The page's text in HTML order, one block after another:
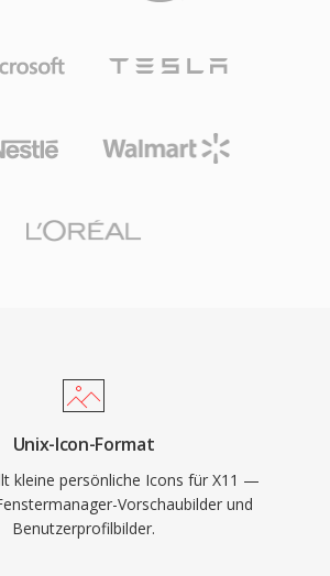
Unix-Icon-Format
kleine persönliche Icons für X11 —
Vorschaubilder und
Benutzerprofilbilder.